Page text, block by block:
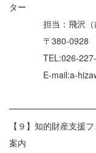
ター
担当：飛沢（ひ
〒380-0928 長
TEL:026-227-
E-mail:a-
【９】知的財産支
案内